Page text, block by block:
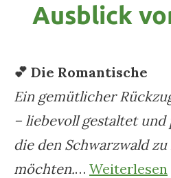
Ausblick
💕 Die Romantische
Ein gemütlicher
– liebevoll gestaltet
die den Schwarzwald
möchten.… Weiterlesen